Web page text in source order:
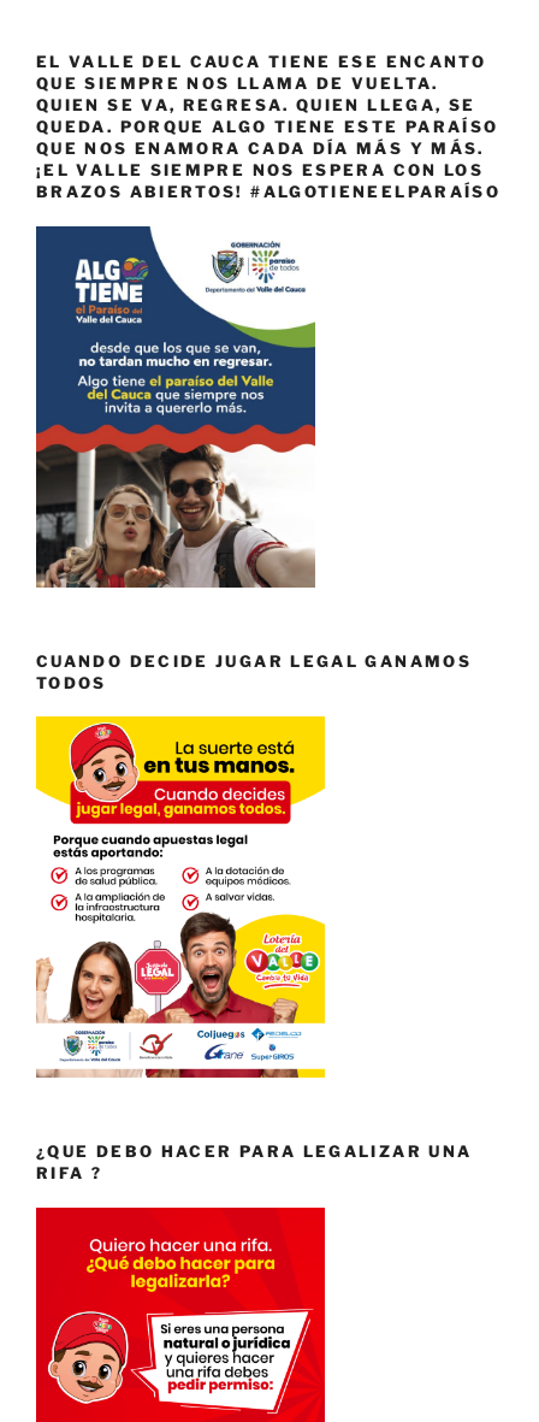
EL VALLE DEL CAUCA TIENE ESE ENCANTO
QUE SIEMPRE NOS LLAMA DE VUELTA.
QUIEN SE VA, REGRESA. QUIEN LLEGA, SE
QUEDA. PORQUE ALGO TIENE ESTE PARAÍSO
QUE NOS ENAMORA CADA DÍA MÁS Y MÁS.
¡EL VALLE SIEMPRE NOS ESPERA CON LOS
BRAZOS ABIERTOS! #ALGOTIENEELPARAÍSO
CUANDO DECIDE JUGAR LEGAL GANAMOS
TODOS
¿QUE DEBO HACER PARA LEGALIZAR UNA
RIFA ?